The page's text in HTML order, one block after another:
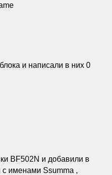
и написали в них 0
BF502N и добавили в
именами Ssumma ,